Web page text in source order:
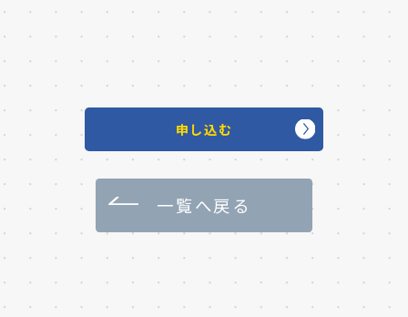
申し込む
一覧へ戻る